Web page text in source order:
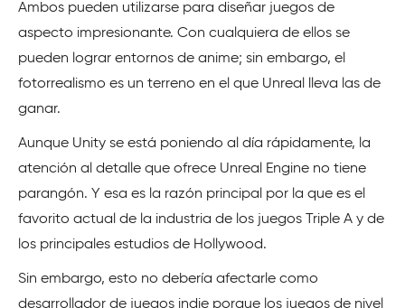
Ambos pueden utilizarse para diseñar juegos de
aspecto impresionante. Con cualquiera de ellos se
pueden lograr entornos de anime; sin embargo, el
fotorrealismo es un terreno en el que Unreal lleva las de
ganar.
Aunque Unity se está poniendo al día rápidamente, la
atención al detalle que ofrece Unreal Engine no tiene
parangón. Y esa es la razón principal por la que es el
favorito actual de la industria de los juegos Triple A y de
los principales estudios de Hollywood.
Sin embargo, esto no debería afectarle como
desarrollador de juegos indie porque los juegos de nivel